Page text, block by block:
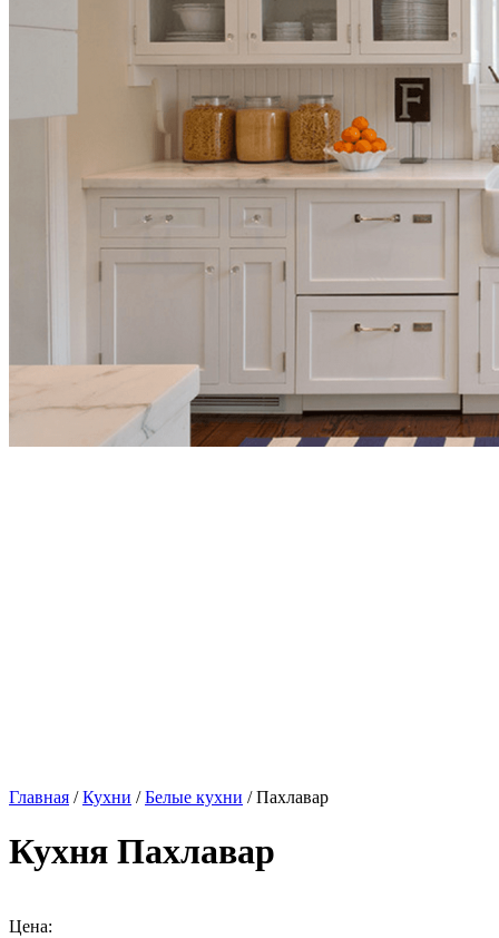
Главная /Кухни /Белые кухни / Пахлавар
Кухня Пахлавар
Цена: